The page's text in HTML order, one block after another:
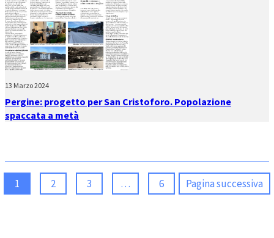
13 Marzo 2024
Pergine: progetto per San Cristoforo. Popolazione
spaccata a metà
1 2 3 … 6 Pagina successiva